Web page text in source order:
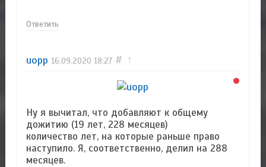
Ответить
uopp 16.09.2020 18:27 # ↑
Ну я вычитал, что добавляют к общему
дожитию (19 лет, 228 месяцев)
количество лет, на которые раньше право
наступило. Я, соответственно, делил на 288
месяцев.